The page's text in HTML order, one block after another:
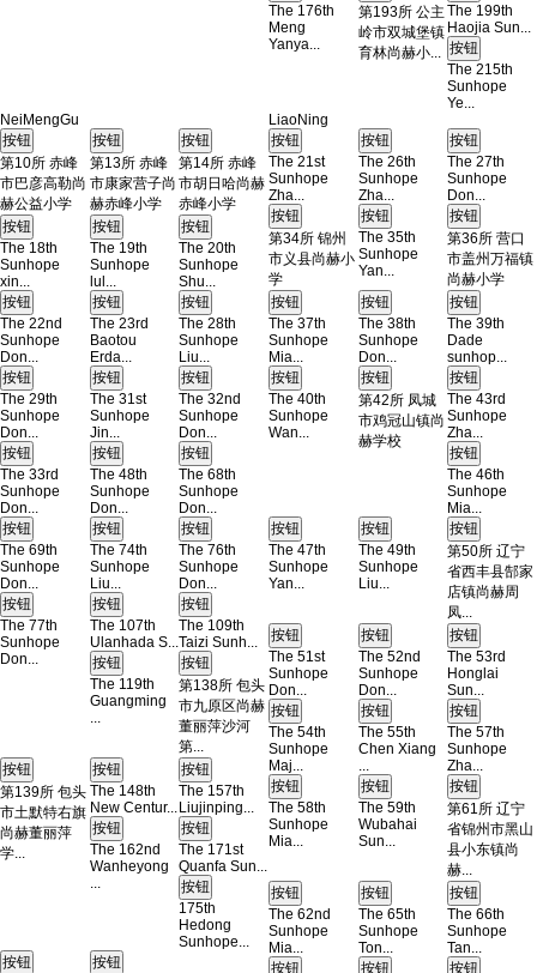
The 176th
Meng
Yanya...
第193所 公主
岭市双城堡镇
育林尚赫小...
The 199th
Haojia Sun...
The 215th
Sunhope
Ye...
NeiMengGu
第10所 赤峰
市巴彦高勒尚
赫公益小学
第13所 赤峰
市康家营子尚
赫赤峰小学
第14所 赤峰
市胡日哈尚赫
赤峰小学
The 18th
Sunhope
xin...
The 19th
Sunhope
lul...
The 20th
Sunhope
Shu...
The 22nd
Sunhope
Don...
The 23rd
Baotou
Erda...
The 28th
Sunhope
Liu...
The 29th
Sunhope
Don...
The 31st
Sunhope
Jin...
The 32nd
Sunhope
Don...
The 33rd
Sunhope
Don...
The 48th
Sunhope
Don...
The 68th
Sunhope
Don...
The 69th
Sunhope
Don...
The 74th
Sunhope
Liu...
The 76th
Sunhope
Don...
The 77th
Sunhope
Don...
The 107th
Ulanhada S...
The 109th
Taizi Sunh...
The 119th
Guangming
...
第138所 包头
市九原区尚赫
董丽萍沙河
第...
第139所 包头
市土默特右旗
尚赫董丽萍
学...
The 148th
New Centur...
The 157th
Liujinping...
The 162nd
Wanheyong
...
The 171st
Quanfa Sun...
175th
Hedong
Sunhope...
LiaoNing
The 21st
Sunhope
Zha...
The 26th
Sunhope
Zha...
The 27th
Sunhope
Don...
第34所 锦州
市义县尚赫小
学
The 35th
Sunhope
Yan...
第36所 营口
市盖州万福镇
尚赫小学
The 37th
Sunhope
Mia...
The 38th
Sunhope
Don...
The 39th
Dade
sunhop...
The 40th
Sunhope
Wan...
第42所 凤城
市鸡冠山镇尚
赫学校
The 43rd
Sunhope
Zha...
The 46th
Sunhope
Mia...
The 47th
Sunhope
Yan...
The 49th
Sunhope
Liu...
第50所 辽宁
省西丰县郜家
店镇尚赫周
凤...
The 51st
Sunhope
Don...
The 52nd
Sunhope
Don...
The 53rd
Honglai
Sun...
The 54th
Sunhope
Maj...
The 55th
Chen Xiang
...
The 57th
Sunhope
Zha...
The 58th
Sunhope
Mia...
The 59th
Wubahai
Sun...
第61所 辽宁
省锦州市黑山
县小东镇尚
赫...
The 62nd
Sunhope
Mia...
The 65th
Sunhope
Ton...
The 66th
Sunhope
Tan...